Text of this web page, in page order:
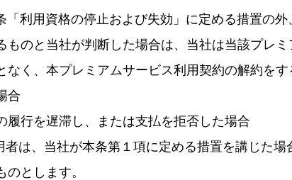
「利用資格の停止および失効」に定める措置の
ものと当社が判断した場合は、当社は当該プレ
なく、本プレミアムサービス利用契約の解約をす
合
履行を遅滞し、または支払を拒否した場合
は、当社が本条第１項に定める措置を講じた
とします。